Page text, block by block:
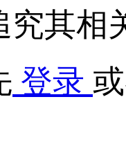
究其相
登录